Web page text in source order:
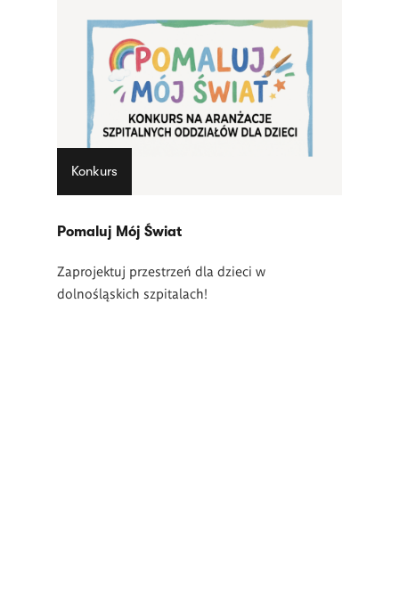
Konkurs
Pomaluj Mój Świat
Zaprojektuj przestrzeń dla dzieci w
dolnośląskich szpitalach!